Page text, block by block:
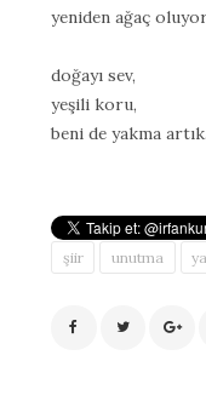
yeniden ağaç
doğayı sev,
yeşili koru,
beni de yakma artık.
şiir unutma